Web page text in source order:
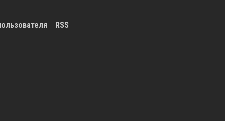
RSS